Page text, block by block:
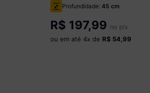
Profundidade:45 cm
R$ 197,99 no pix
ou em até 4x de R$ 54,99